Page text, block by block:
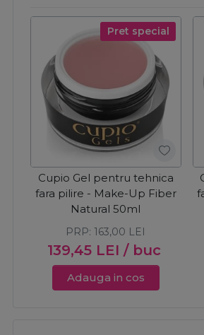
Pret special
Cupio Gel pentru tehnica
fara pilire - Make-Up Fiber
Natural 50ml
139,45 LEI / buc
PRP:163,00 LEI
Adauga in cos